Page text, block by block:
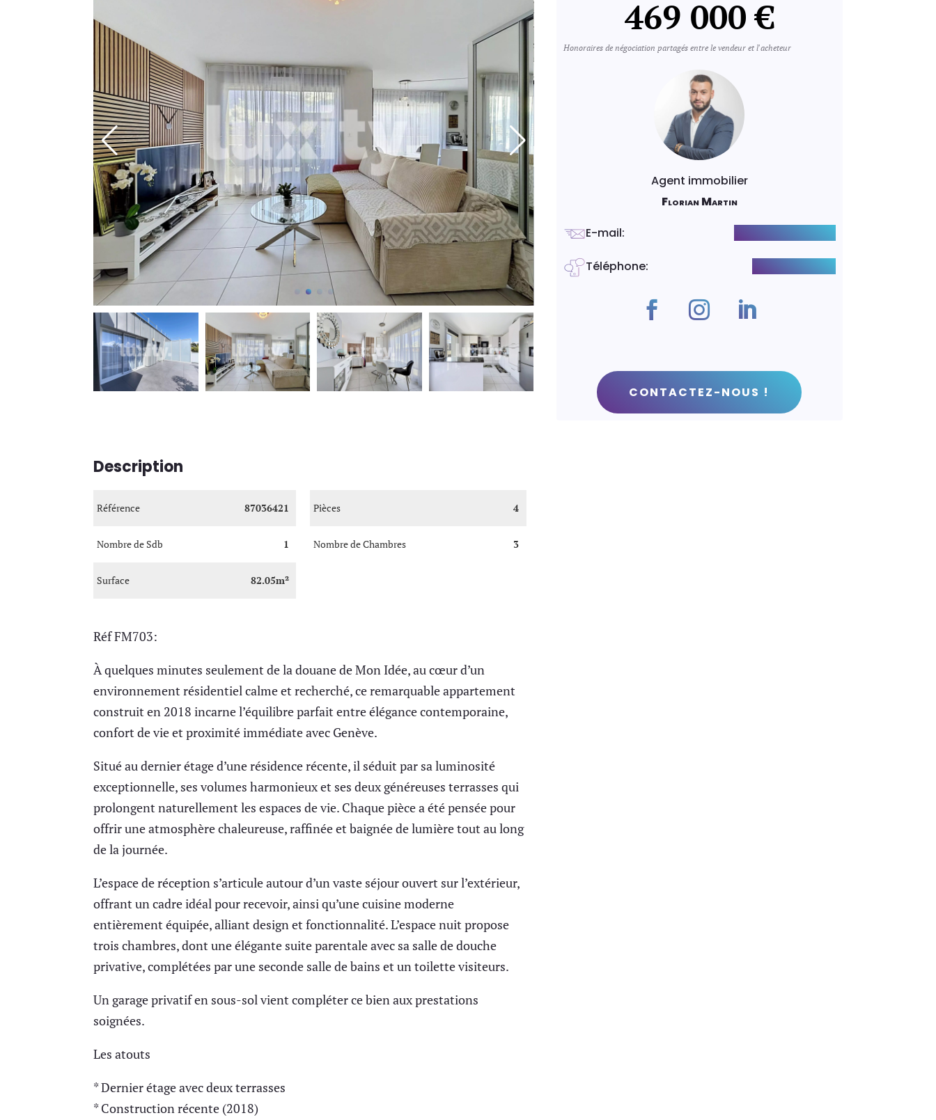
469 000 €
Honoraires de négociation partagés entre le vendeur et l'acheteur
Agent immobilier
Florian Martin
E-mail:
Téléphone:
CONTACTEZ-NOUS !
Description
Référence 87036421
Nombre de Sdb 1
Surface 82.05m²
Pièces 4
Nombre de Chambres 3
Réf FM703:
À quelques minutes seulement de la douane de Mon Idée, au cœur d’un
environnement résidentiel calme et recherché, ce remarquable appartement
construit en 2018 incarne l’équilibre parfait entre élégance contemporaine,
confort de vie et proximité immédiate avec Genève.
Situé au dernier étage d’une résidence récente, il séduit par sa luminosité
exceptionnelle, ses volumes harmonieux et ses deux généreuses terrasses qui
prolongent naturellement les espaces de vie. Chaque pièce a été pensée pour
offrir une atmosphère chaleureuse, raffinée et baignée de lumière tout au long
de la journée.
L’espace de réception s’articule autour d’un vaste séjour ouvert sur l’extérieur,
offrant un cadre idéal pour recevoir, ainsi qu’une cuisine moderne
entièrement équipée, alliant design et fonctionnalité. L’espace nuit propose
trois chambres, dont une élégante suite parentale avec sa salle de douche
privative, complétées par une seconde salle de bains et un toilette visiteurs.
Un garage privatif en sous-sol vient compléter ce bien aux prestations
soignées.
Les atouts
* Dernier étage avec deux terrasses
* Construction récente (2018)